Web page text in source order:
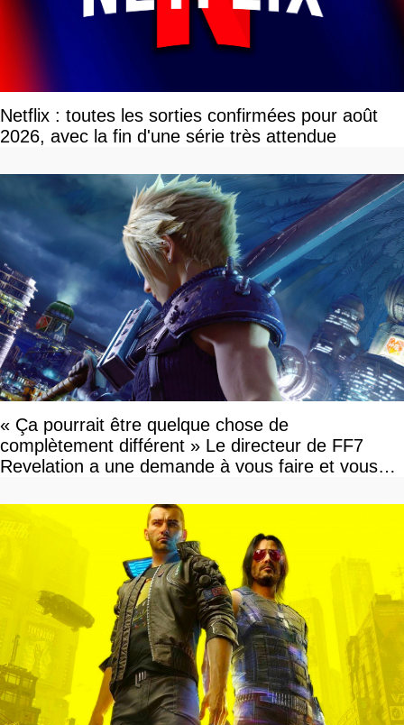
Netflix : toutes les sorties confirmées pour août
2026, avec la fin d'une série très attendue
« Ça pourrait être quelque chose de
complètement différent » Le directeur de FF7
Revelation a une demande à vous faire et vous